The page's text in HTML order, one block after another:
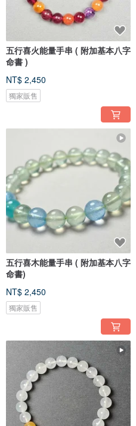
五行喜火能量手串 ( 附加基本八字
命書 )
NT$ 2,450
獨家販售
五行喜木能量手串 ( 附加基本八字
命書)
NT$ 2,450
獨家販售